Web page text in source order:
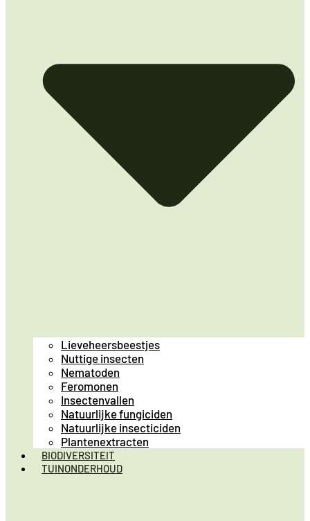
Lieveheersbeestjes
Nuttige insecten
Nematoden
Feromonen
Insectenvallen
Natuurlijke fungiciden
Natuurlijke insecticiden
Plantenextracten
BIODIVERSITEIT
TUINONDERHOUD